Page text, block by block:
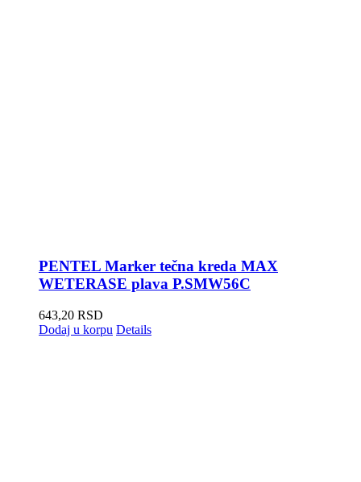
PENTEL Marker tečna kreda MAX
WETERASE plava P.SMW56C
643,20 RSD
Dodaj u korpu Details